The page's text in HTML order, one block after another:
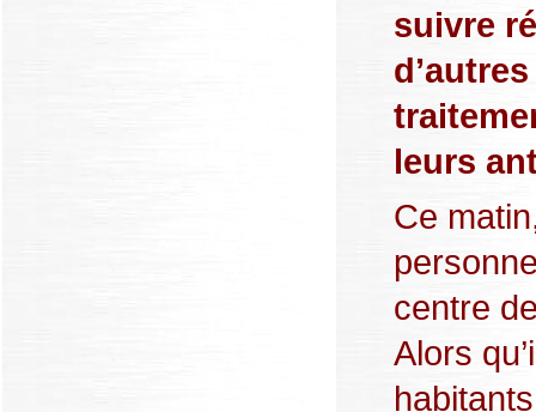
suivre
leurs
Ce
centre
Alors